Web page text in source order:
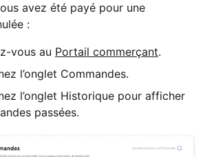
avez été payé pour une
:
vous au Portail commerçant.
l’onglet Commandes.
l’onglet Historique pour afficher
passées.